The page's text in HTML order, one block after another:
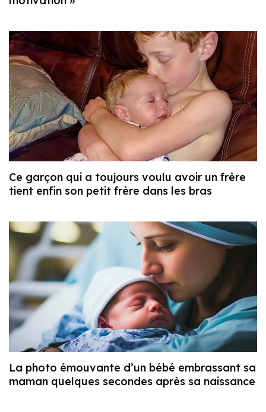
Ce garçon qui a toujours voulu avoir un frère
tient enfin son petit frère dans les bras
La photo émouvante d’un bébé embrassant sa
maman quelques secondes après sa naissance